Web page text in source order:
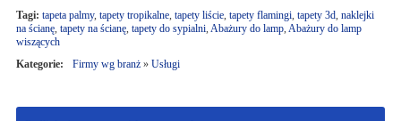
Tagi: tapeta palmy, tapety tropikalne, tapety liście, tapety flamingi, tapety 3d, naklejki
na ścianę, tapety na ścianę, tapety do sypialni, Abażury do lamp, Abażury do lamp
wiszących
Kategorie:
Firmy wg branż» Usługi